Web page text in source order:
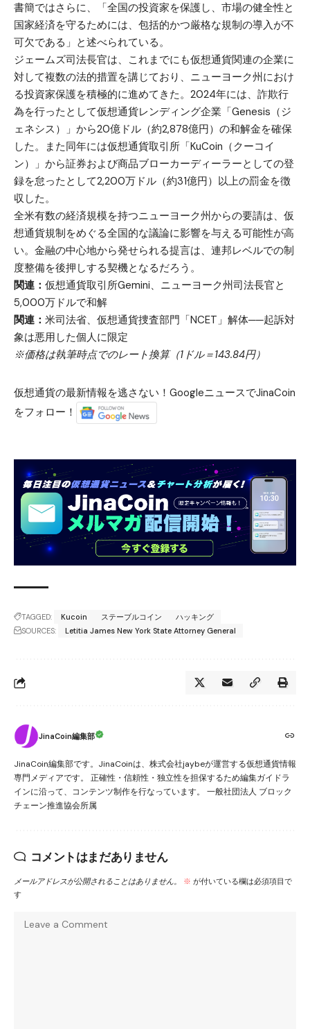
書簡ではさらに、「全国の投資家を保護し、市場の健全性と
国家経済を守るためには、包括的かつ厳格な規制の導入が不
可欠である」と述べられている。
ジェームズ司法長官は、これまでにも仮想通貨関連の企業に
対して複数の法的措置を講じており、ニューヨーク州におけ
る投資家保護を積極的に進めてきた。2024年には、詐欺行
為を行ったとして仮想通貨レンディング企業「Genesis（ジ
ェネシス）」から20億ドル（約2,878億円）の和解金を確保
した。また同年には仮想通貨取引所「KuCoin（クーコイ
ン）」から証券および商品ブローカーディーラーとしての登
録を怠ったとして2,200万ドル（約31億円）以上の罰金を徴
収した。
全米有数の経済規模を持つニューヨーク州からの要請は、仮
想通貨規制をめぐる全国的な議論に影響を与える可能性が高
い。金融の中心地から発せられる提言は、連邦レベルでの制
度整備を後押しする契機となるだろう。
関連： 仮想通貨取引所Gemini、ニューヨーク州司法長官と
5,000万ドルで和解
関連： 米司法省、仮想通貨捜査部門「NCET」解体──起訴対
象は悪用した個人に限定
※価格は執筆時点でのレート換算（1ドル＝143.84円）
仮想通貨の最新情報を逃さない！GoogleニュースでJinaCoin
をフォロー！
TAGGED: Kucoin ステーブルコイン
ハッキング
SOURCES:
Letitia James New York State Attorney General
JinaCoin編集部
JinaCoin編集部です。JinaCoinは、株式会社jaybeが運営する仮想通貨情報
専門メディアです。 正確性・信頼性・独立性を担保するため編集ガイドラ
インに沿って、コンテンツ制作を行なっています。 一般社団法人 ブロック
チェーン推進協会所属
コメントはまだありません
メールアドレスが公開されることはありません。 ※ が付いている欄は必須項目で
す